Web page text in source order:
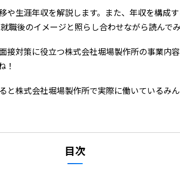
や生涯年収を解説します。また、年収を構成
職後のイメージと照らし合わせながら読んで
接対策に役立つ株式会社堀場製作所の事業内
！
株式会社堀場製作所で実際に働いているみ
目次